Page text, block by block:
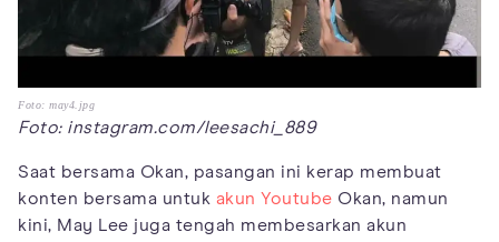
Foto: may4.jpg
Foto: instagram.com/leesachi_889
Saat bersama Okan, pasangan ini kerap membuat
konten bersama untuk akun Youtube Okan, namun
kini, May Lee juga tengah membesarkan akun